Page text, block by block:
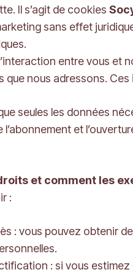
Il s’agit de cookies
sans effet
entre vous et
que nous adressons.
seules les données
et
et comment les
:
: vous pouvez obtenir
: si vous